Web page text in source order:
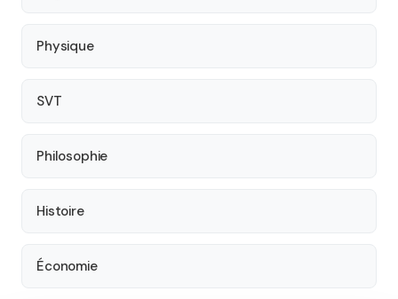
Physique
SVT
Philosophie
Histoire
Économie